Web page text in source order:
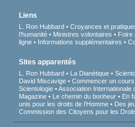
Liens
L. Ron Hubbard Croyances et
l’humanité
Ministres volontaires Foire
ligne
Informations supplémentaires
Sites apparentés
L. Ron Hubbard La Dianétique
David Miscavige
Commencer un
Scientologie
Association Internationale
Magazine
Le chemin du bonheur En
unis pour les droits de l’Homme
Des
Commission des Citoyens pour les